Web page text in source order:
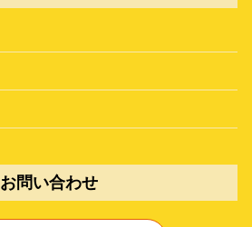
お問い合わせ